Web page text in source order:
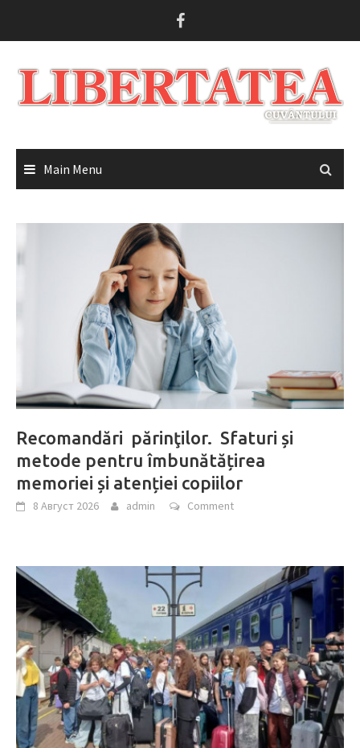
Main Menu
Recomandări părinţilor. Sfaturi și
metode pentru îmbunătățirea
memoriei și atenției copiilor
8 Август 2026 admin Comment